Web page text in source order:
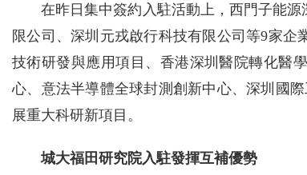
在昨日集中簽約入駐活動上，西門子能
限公司、深圳元戎啟行科技有限公司等9家
技術研發與應用項目、香港深圳醫院轉化醫
心、意法半導體全球封測創新中心、深圳國
展重大科研新項目。
城大福田研究院入駐發揮互補優勢